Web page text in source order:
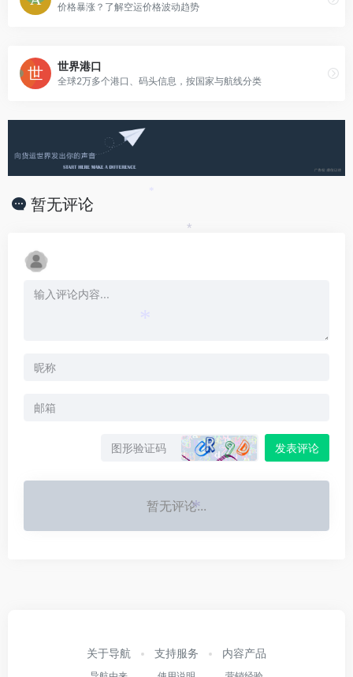
价格暴涨？了解空运价格波动趋势
世界港口
全球2万多个港口、码头信息，按国家与航线分类
暂无评论
发表评论
暂无评论...
关于导航 支持服务 内容产品